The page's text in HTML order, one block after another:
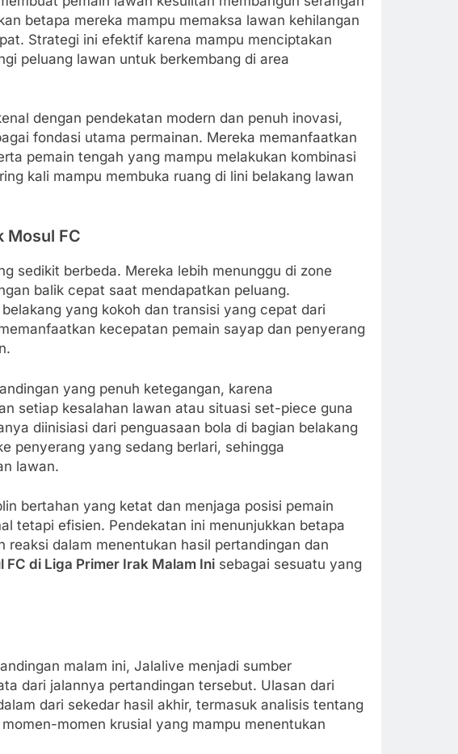
betapa mereka mampu memaksa lawan kehilangan
Strategi ini efektif karena mampu menciptakan
peluang lawan untuk berkembang di area
dengan pendekatan modern dan penuh inovasi,
fondasi utama permainan. Mereka memanfaatkan
pemain tengah yang mampu melakukan kombinasi
kali mampu membuka ruang di lini belakang lawan
Mosul FC
sedikit berbeda. Mereka lebih menunggu di zone
balik cepat saat mendapatkan peluang.
yang kokoh dan transisi yang cepat dari
kecepatan pemain sayap dan penyerang
yang penuh ketegangan, karena
setiap kesalahan lawan atau situasi set-piece guna
diinisiasi dari penguasaan bola di bagian belakang
penyerang yang sedang berlari, sehingga
lawan.
bertahan yang ketat dan menjaga posisi pemain
tetapi efisien. Pendekatan ini menunjukkan betapa
dalam menentukan hasil pertandingan dan
di Liga Primer Irak Malam Ini sebagai sesuatu yang
malam ini, Jalalive menjadi sumber
dari jalannya pertandingan tersebut. Ulasan dari
dari sekedar hasil akhir, termasuk analisis tentang
momen krusial yang mampu menentukan